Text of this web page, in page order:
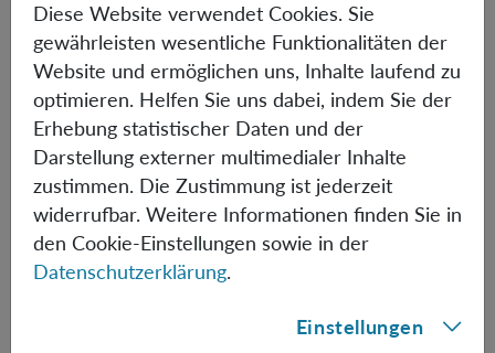
structure of spacetime, which I will explore. I will also
discuss how local finite-dimensionality allows for
spacetime geometry to be seen as an effective description
of the statistical properties of quantum states, and for
gravity to emerge as a statistical effect.
Informationen
Diese Website verwendet Cookies. Sie
gewährleisten wesentliche Funktionalitäten der
Website und ermöglichen uns, Inhalte laufend zu
optimieren. Helfen Sie uns dabei, indem Sie der
Erhebung statistischer Daten und der
Darstellung externer multimedialer Inhalte
zustimmen. Die Zustimmung ist jederzeit
widerrufbar. Weitere Informationen finden Sie in
den Cookie-Einstellungen sowie in der
Datenschutzerklärung.
Einstellungen